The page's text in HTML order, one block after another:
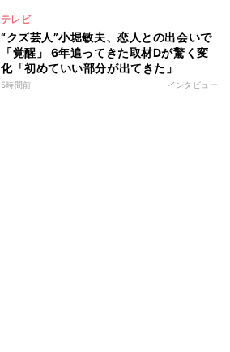
テレビ
“クズ芸人”小堀敏夫、恋人との出会いで
「覚醒」 6年追ってきた取材Dが驚く変
化「初めていい部分が出てきた」
5時間前 インタビュー